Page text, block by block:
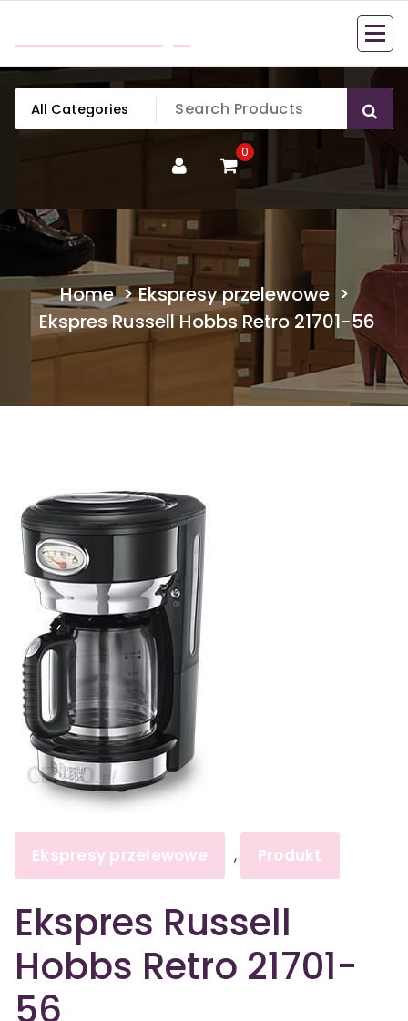
content
0
Home>Ekspresy przelewowe>
Ekspres Russell Hobbs Retro 21701-56
Ekspresy przelewowe , Produkt
Ekspres Russell
Hobbs Retro 21701-
56